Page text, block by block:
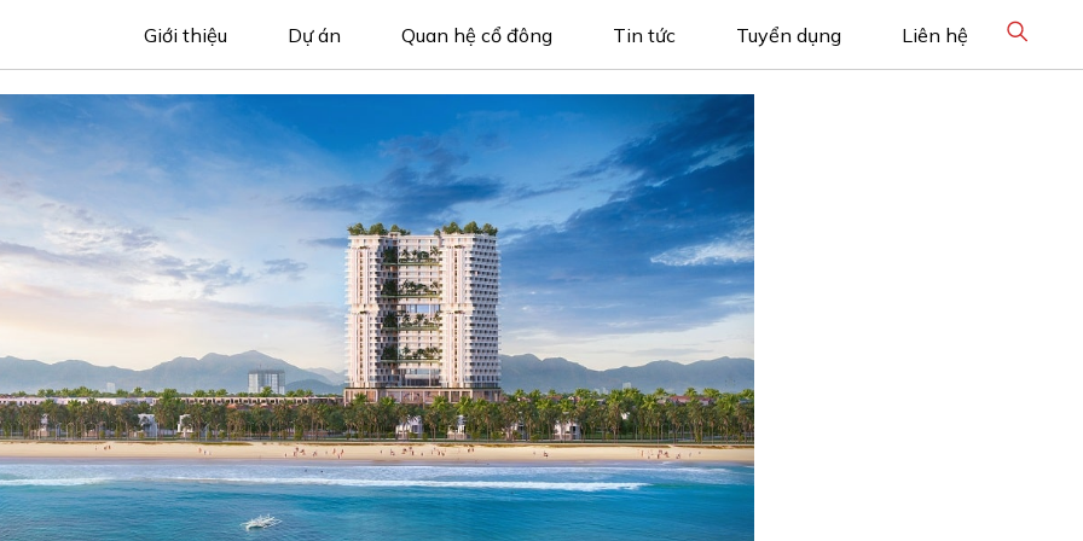
Giới thiệu Dự án Quan hệ cổ đông Tin tức Tuyển dụng Liên hệ